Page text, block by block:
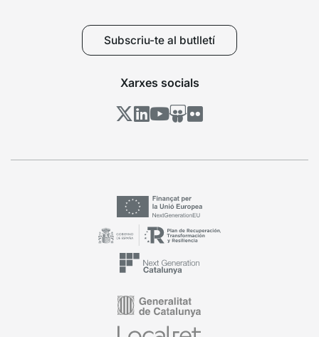
Subscriu-te al butlletí
Xarxes socials